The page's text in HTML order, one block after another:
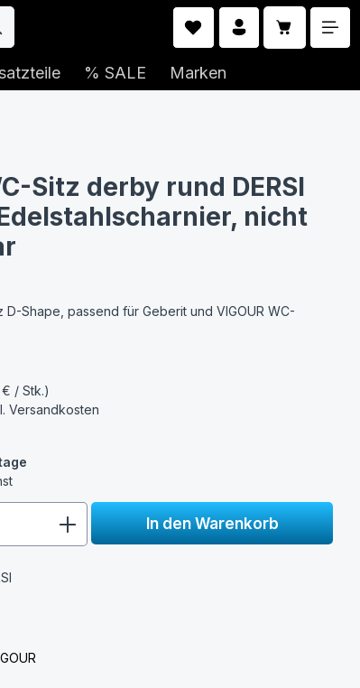
% SALE Marken
Sitz derby rund DERSI
nicht
D-Shape, passend für Geberit und VIGOUR WC-
/ Stk.)
Versandkosten
In den Warenkorb